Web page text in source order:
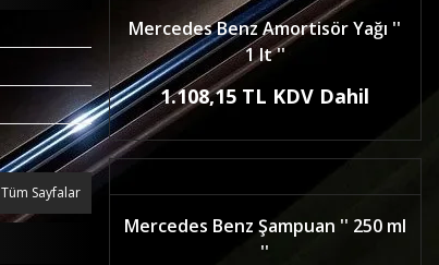
Tüm Sayfalar
Mercedes Benz Amortisör Yağı ''
1 lt ''
1.108,15 TL KDV Dahil
Mercedes Benz Şampuan '' 250 ml
''